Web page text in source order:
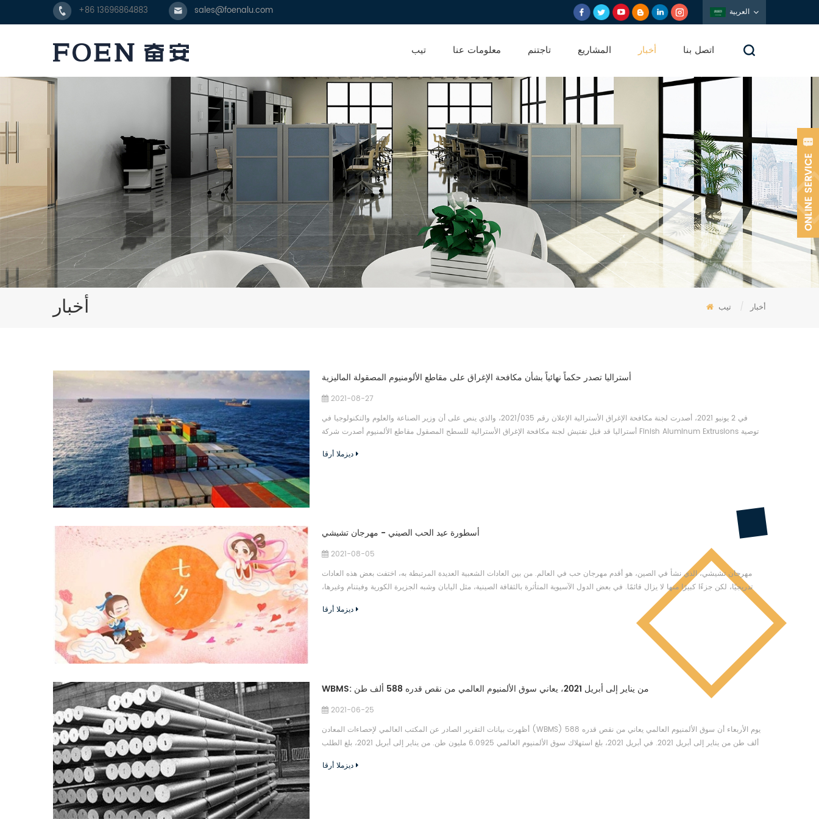
+86 13696864883 sales@foenalu.com العربية
تيب معلومات عنا تاجتنم المشاريع أخبار اتصل بنا
أخبار تيب / أخبار
أستراليا تصدر حكماً نهائياً بشأن مكافحة الإغراق على مقاطع الألومنيوم المصقولة الماليزية
2021-08-27
في 2 يونيو 2021، أصدرت لجنة مكافحة الإغراق الأسترالية الإعلان رقم 2021/035، والذي ينص على أن وزير الصناعة والعلوم والتكنولوجيا في
أستراليا قد قبل تفتيش لجنة مكافحة الإغراق الأسترالية للسطح المصقول مقاطع الألمنيوم أصدرت شركة Finish Aluminum Extrusions توصية
ديزملا أرقا
أسطورة عيد الحب الصيني - مهرجان تشيشي
2021-08-05
مهرجان تشيشي، الذي نشأ في الصين، هو أقدم مهرجان حب في العالم. من بين العادات الشعبية العديدة المرتبطة به، اختفت بعض هذه العادات
تدريجيًا، لكن جزءًا كبيرًا منها لا يزال قائمًا. في بعض الدول الآسيوية المتأثرة بالثقافة الصينية، مثل اليابان وشبه الجزيرة الكورية وفيتنام وغيرها،
ديزملا أرقا
WBMS: من يناير إلى أبريل 2021، يعاني سوق الألمنيوم العالمي من نقص قدره 588 ألف طن
2021-06-25
أظهرت بيانات التقرير الصادر عن المكتب العالمي لإحصاءات المعادن (WBMS) يوم الأربعاء أن سوق الألمنيوم العالمي يعاني من نقص قدره 588
ألف طن من يناير إلى أبريل 2021. في أبريل 2021، بلغ استهلاك سوق الألمنيوم العالمي 6.0925 مليون طن. من يناير إلى أبريل 2021، بلغ الطلب
ديزملا أرقا